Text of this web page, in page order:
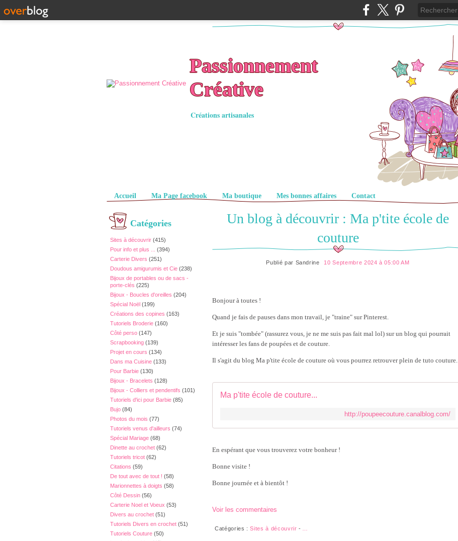
Passionnement
Créative
Créations artisanales
Pages
Accueil Ma Page facebook Ma boutique Mes bonnes affaires Contact
Catégories
Sites à découvrir (415)
Pour info et plus ...
(394)
Carterie Divers (251)
Doudous amigurumis et Cie (238)
Bijoux de portables ou de sacs -
porte-clés (225)
Bijoux - Boucles d'oreilles (204)
Spécial Noël (199)
Créations des copines (163)
Tutoriels Broderie (160)
Côté perso (147)
Scrapbooking (139)
Projet en cours (134)
Dans ma Cuisine (133)
Pour Barbie (130)
Bijoux - Bracelets (128)
Bijoux - Colliers et pendentifs (101)
Tutoriels d'ici pour Barbie (85)
Bujo (84)
Photos du mois (77)
Tutoriels venus d'ailleurs (74)
Spécial Mariage (68)
Dinette au crochet (62)
Tutoriels tricot (62)
Citations (59)
De tout avec de tout ! (58)
Marionnettes à doigts (58)
Côté Dessin (56)
Carterie Noel et Voeux (53)
Divers au crochet (51)
Tutoriels Divers en crochet (51)
Tutoriels Couture (50)
Un blog à découvrir : Ma p'tite école de
couture
Publié par Sandrine 10 Septembre 2024 à 05:00 AM
Bonjour à toutes !
Quand je fais de pauses dans mon travail, je "traine" sur Pinterest.
Et je suis "tombée" (rassurez vous, je ne me suis pas fait mal lol) sur un blog qui pourrait
intéresser les fans de poupées et de couture.
Il s'agit du blog Ma p'tite école de couture où vous pourrez retrouver plein de tuto couture.
Ma p'tite école de couture...
http://poupeecouture.canalblog.com/
En espérant que vous trouverez votre bonheur !
Bonne visite !
Bonne journée et à bientôt !
Voir les commentaires
Catégories :Sites à découvrir -